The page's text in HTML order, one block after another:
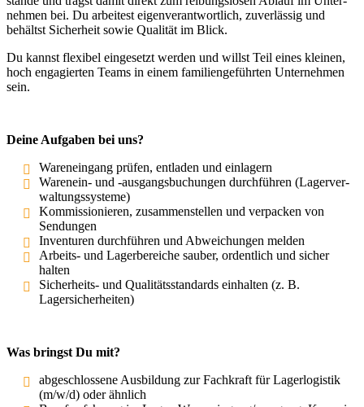
nehmen bei. Du arbeitest eigen­ver­ant­wortlich, zuver­lässig und
behältst Sicherheit sowie Qualität im Blick.
Du kannst flexibel einge­setzt werden und willst Teil eines kleinen,
hoch engagierten Teams in einem famili­en­ge­führten Unter­nehmen
sein.
Deine Aufgaben bei uns?
Waren­eingang prüfen, entladen und einlagern
Warenein- und ‑ausgangs­bu­chungen durch­führen (Lager­ver­
wal­tungs­systeme)
Kommis­sio­nieren, zusam­men­stellen und verpacken von
Sendungen
Inven­turen durch­führen und Abwei­chungen melden
Arbeits- und Lager­be­reiche sauber, ordentlich und sicher
halten
Sicher­heits- und Quali­täts­stan­dards einhalten (z. B.
Lagersicherheiten)
Was bringst Du mit?
abgeschlossene Ausbildung zur Fachkraft für Lager­lo­gistik
(m/w/d) oder ähnlich